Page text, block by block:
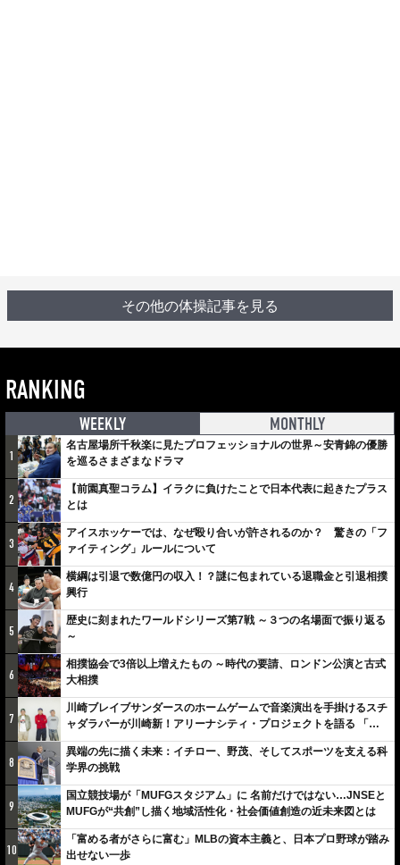
その他の体操記事を見る
RANKING
WEEKLY MONTHLY
1
名古屋場所千秋楽に見たプロフェッショナルの世界～安青錦の優勝
を巡るさまざまなドラマ
2
【前園真聖コラム】イラクに負けたことで日本代表に起きたプラス
とは
3
アイスホッケーでは、なぜ殴り合いが許されるのか？ 驚きの「フ
ァイティング」ルールについて
4
横綱は引退で数億円の収入！？謎に包まれている退職金と引退相撲
興行
5
歴史に刻まれたワールドシリーズ第7戦 ～３つの名場面で振り返る
～
6
相撲協会で3倍以上増えたもの ～時代の要請、ロンドン公演と古式
大相撲
7
川崎ブレイブサンダースのホームゲームで音楽演出を手掛けるスチ
ャダラパーが川崎新！アリーナシティ・プロジェクトを語る 「楽
しみでしかないでしょ。川崎は、ずっと成長曲線だから」
8
異端の先に描く未来：イチロー、野茂、そしてスポーツを支える科
学界の挑戦
9
国立競技場が「MUFGスタジアム」に 名前だけではない…JNSEと
MUFGが“共創”し描く地域活性化・社会価値創造の近未来図とは
10
「富める者がさらに富む」MLBの資本主義と、日本プロ野球が踏み
出せない一歩